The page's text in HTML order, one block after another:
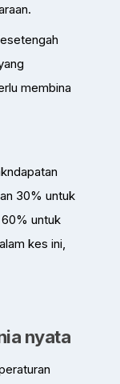
membina
30% untuk
untuk
kes ini,
nyata